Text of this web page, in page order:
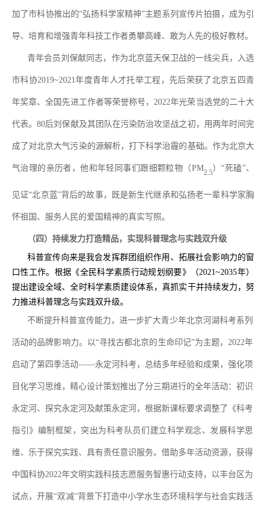
加了市科协推出的“弘扬科学家精神”主题系列宣传片拍摄，成为引
导、培育和增强青年科技工作者勇攀高峰、敢为人先的极好教材。
青年会员刘保献同志，作为北京蓝天保卫战的一线尖兵，入选
市科协2019~2021年度青年人才托举工程，先后荣获了北京五四青
年奖章、全国先进工作者等荣誉称号，2022年光荣当选党的二十大
代表。80后刘保献及其团队在污染防治攻坚战之初，用两年时间完
成了对北京大气污染的源解析，打下科学治霾的基础。作为北京大
气治理的亲历者，他和年轻同事们跟细颗粒物（PM
2.5
）“死磕”、
见证“北京蓝”背后的故事，既是新生代继承和弘扬老一辈科学家胸
怀祖国、服务人民的爱国精神的真实写照。
（四）持续发力打造精品，实现科普理念与实践双升级
科普宣传向来是我会发挥群团组织作用、拓展社会影响力的窗
口性工作。根据《全民科学素质行动规划纲要》（2021~2035年）
提出建设全域、全时科学素质建设体系，真抓实干并持续发力，努
力推进科普理念与实践双升级。
不断提升科普宣传能力，进一步扩大青少年北京河湖科考系列
活动的品牌影响力。 以“寻找古都北京的生命印记”为主题，2022年
启动了第四季活动——永定河科考，总结多年经验和成果，强化项
目化学习思维，精心设计策划推出了分三期进行的全年活动：初识
永定河、探究永定河及献策永定河，根据新课标要求调整了《科考
指引》编制框架，突出为科考队员们建立科学观念、发展科学思
维、乐于探究实践、具有责任意识服务。借助多年活动资源，获得
中国科协2022年文明实践科技志愿服务智惠行动支持，以丰台区为
试点，开展“双减”背景下打造中小学水生态环境科学与社会实践活